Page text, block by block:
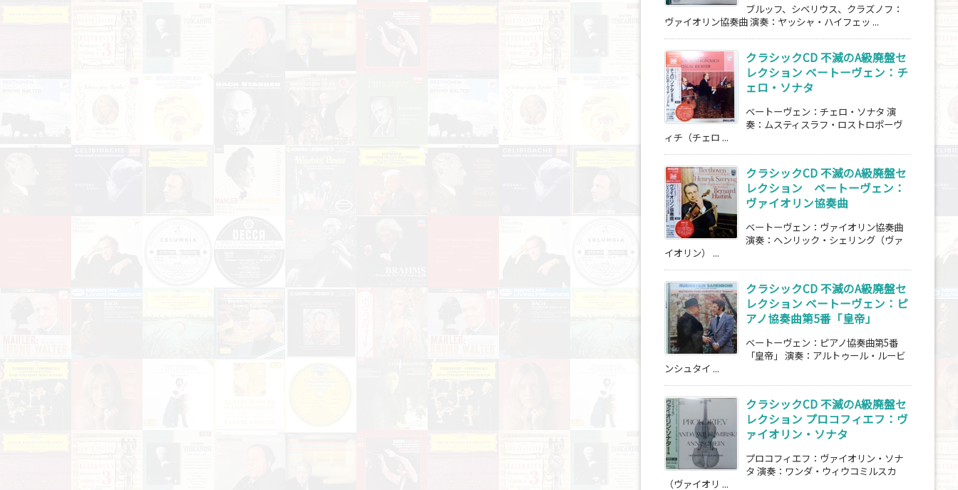
ブルッフ、シベリウス、クラズノフ：
ヴァイオリン協奏曲 演奏：ヤッシャ・ハイフェッ ...
クラシックCD 不滅のA級廃盤セ
レクション ベートーヴェン：チ
ェロ・ソナタ
ベートーヴェン：チェロ・ソナタ 演
奏：ムスティスラフ・ロストロポーヴ
ィチ（チェロ ...
クラシックCD 不滅のA級廃盤セ
レクション ベートーヴェン：
ヴァイオリン協奏曲
ベートーヴェン：ヴァイオリン協奏曲
演奏：ヘンリック・シェリング（ヴァ
イオリン） ...
クラシックCD 不滅のA級廃盤セ
レクション ベートーヴェン：ピ
アノ協奏曲第5番「皇帝」
ベートーヴェン：ピアノ協奏曲第5番
「皇帝」 演奏：アルトゥール・ルービ
ンシュタイ ...
クラシックCD 不滅のA級廃盤セ
レクション プロコフィエフ：ヴ
ァイオリン・ソナタ
プロコフィエフ：ヴァイオリン・ソナ
タ 演奏：ワンダ・ウィウコミルスカ
（ヴァイオリ ...